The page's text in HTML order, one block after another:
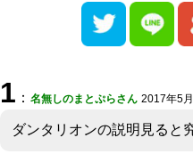
1 ： 名無しのまとぷらさん 2017年5
ダンタリオンの説明見ると